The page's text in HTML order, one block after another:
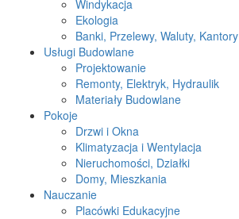
Windykacja
Ekologia
Banki, Przelewy, Waluty, Kantory
Usługi Budowlane
Projektowanie
Remonty, Elektryk, Hydraulik
Materiały Budowlane
Pokoje
Drzwi i Okna
Klimatyzacja i Wentylacja
Nieruchomości, Działki
Domy, Mieszkania
Nauczanie
Placówki Edukacyjne